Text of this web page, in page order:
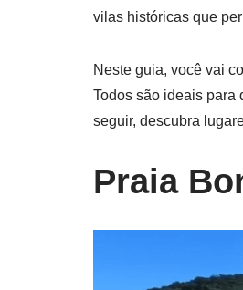
vilas históricas que
Neste guia, você vai
Todos são ideais para
seguir, descubra
Praia